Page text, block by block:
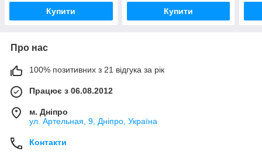
Купити Купити
Про нас
100% позитивних з 21 відгука за рік
Працює з 06.08.2012
м. Дніпро
ул. Артельная, 9, Дніпро, Україна
Контакти